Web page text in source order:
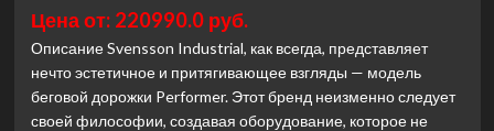
Fit
MX-
980
AC
(10,1
TFT)
Цена от: 220990.0 руб.
Описание Svensson Industrial, как всегда, представляет
нечто эстетичное и притягивающее взгляды — модель
беговой дорожки Performer. Этот бренд неизменно следует
своей философии, создавая оборудование, которое не